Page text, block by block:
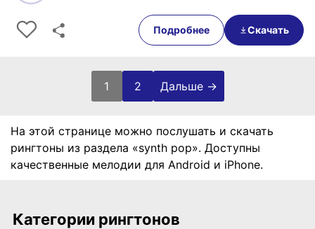
00:32
Подробнее Скачать
Пагинация записей
1 2 Дальше →
На этой странице можно послушать и скачать
рингтоны из раздела «synth pop». Доступны
качественные мелодии для Android и iPhone.
Категории рингтонов